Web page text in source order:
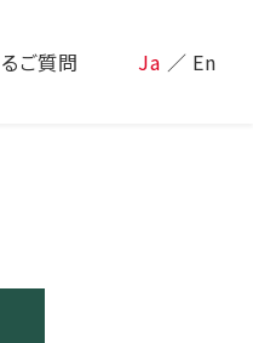
ご質問 Ja ／ En